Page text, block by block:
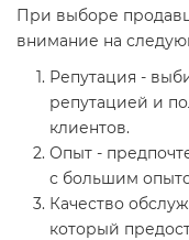
При выборе
внимание на
Репутация -
репутацией и
клиентов.
Опыт -
с большим
Качество
который